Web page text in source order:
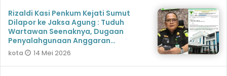
Rizaldi Kasi Penkum Kejati Sumut
Dilapor ke Jaksa Agung : Tuduh
Wartawan Seenaknya, Dugaan
Penyalahgunaan Anggaran
Mengemuka
kota 14 Mei 2026